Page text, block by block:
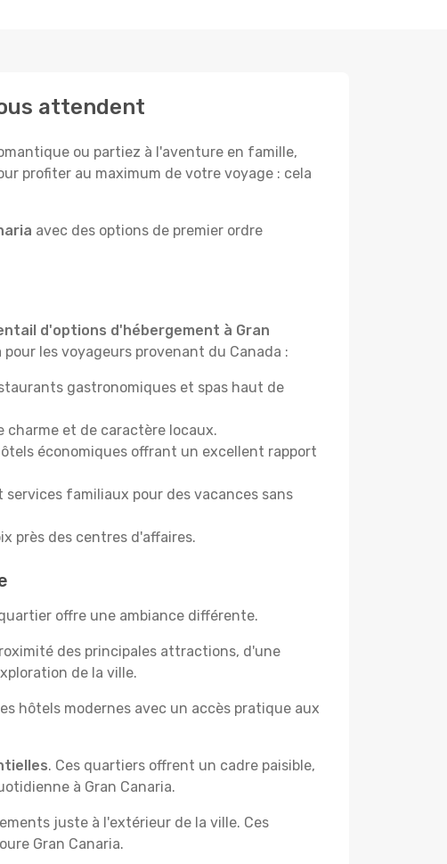
attendent
ou partiez à l'aventure en famille,
profiter au maximum de votre voyage : cela
avec des options de premier ordre
d'options d'hébergement à Gran
les voyageurs provenant du Canada :
gastronomiques et spas haut de
charme et de caractère locaux.
économiques offrant un excellent rapport
familiaux pour des vacances sans
près des centres d'affaires.
offre une ambiance différente.
des principales attractions, d'une
de la ville.
hôtels modernes avec un accès pratique aux
. Ces quartiers offrent un cadre paisible,
à Gran Canaria.
juste à l'extérieur de la ville. Ces
Gran Canaria.